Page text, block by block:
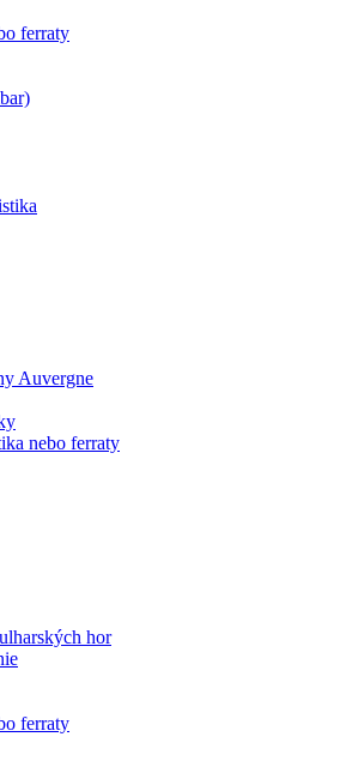
ferraty
Auvergne
nebo ferraty
hor
ferraty